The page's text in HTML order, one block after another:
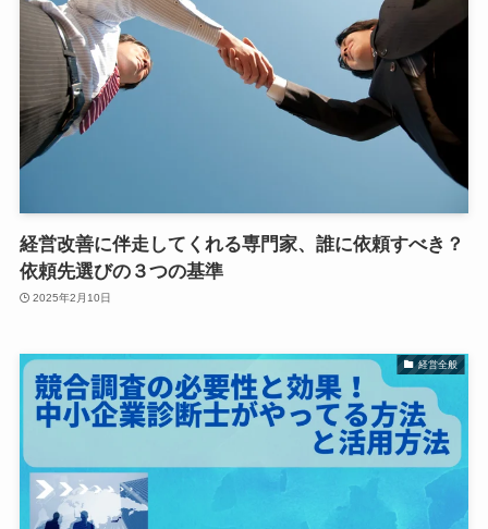
経営改善に伴走してくれる専門家、誰に依頼すべき？
依頼先選びの３つの基準
2025年2月10日
経営全般